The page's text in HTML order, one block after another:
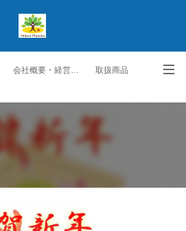
会社概要・経営理念 取扱商品
交通アクセス